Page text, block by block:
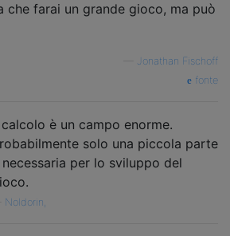
che farai un grande gioco, ma può
Jonathan Fischoff
fonte
è un campo enorme.
solo una piccola parte
necessaria per lo sviluppo del
Noldorin,